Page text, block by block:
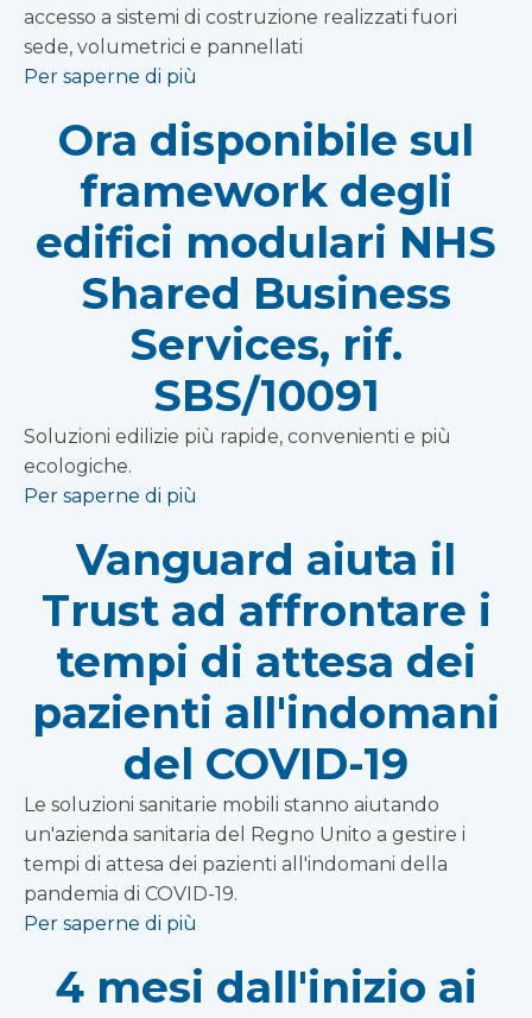
accesso a sistemi di costruzione realizzati fuori
sede, volumetrici e pannellati
Per saperne di più
Ora disponibile sul
framework degli
edifici modulari NHS
Shared Business
Services, rif.
SBS/10091
Soluzioni edilizie più rapide, convenienti e più
ecologiche.
Per saperne di più
Vanguard aiuta il
Trust ad affrontare i
tempi di attesa dei
pazienti all'indomani
del COVID-19
Le soluzioni sanitarie mobili stanno aiutando
un'azienda sanitaria del Regno Unito a gestire i
tempi di attesa dei pazienti all'indomani della
pandemia di COVID-19.
Per saperne di più
4 mesi dall'inizio ai